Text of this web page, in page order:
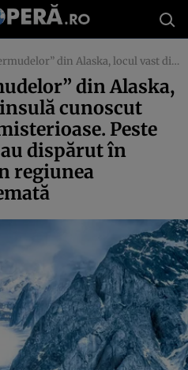
cunoscut pentru dispariţii misterioase. Peste 16.000 de oameni au dispărut în ultimii 30 de ani în regiunea considerată blestemată
din Alaska,
cunoscut
Peste
au dispărut în
regiunea